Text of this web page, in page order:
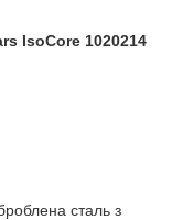
IsoCore 1020214
сталь з